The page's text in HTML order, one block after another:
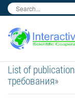
List of
требования»